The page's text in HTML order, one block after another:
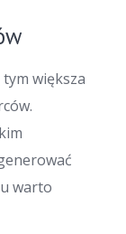
większa
warto